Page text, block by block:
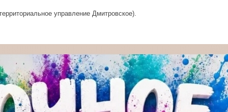
управление Дмитровское).